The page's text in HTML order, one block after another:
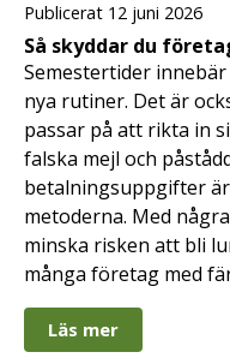
Publicerat 12 juni 2026
Så skyddar du
Semestertider
nya rutiner. Det är
passar på att rikta in
falska mejl och
betalningsuppgifter
metoderna. Med
minska risken att bli
många företag med
Läs mer